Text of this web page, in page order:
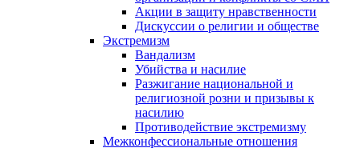
Акции в защиту нравственности
Дискуссии о религии и обществе
Экстремизм
Вандализм
Убийства и насилие
Разжигание национальной и
религиозной розни и призывы к
насилию
Противодействие экстремизму
Межконфессиональные отношения